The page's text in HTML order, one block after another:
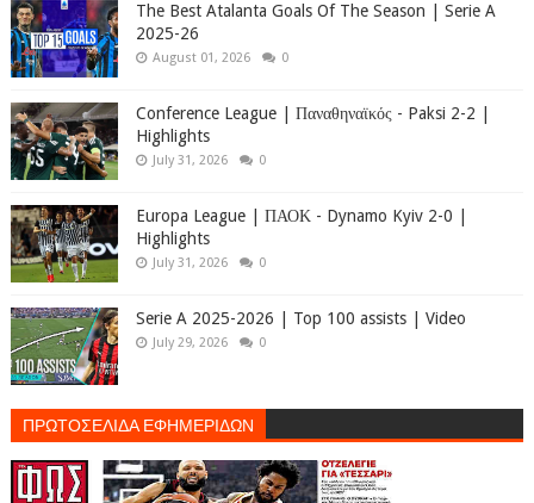
The Best Atalanta Goals Of The Season | Serie A
2025-26
August 01, 2026 0
Conference League | Παναθηναϊκός - Paksi 2-2 |
Highlights
July 31, 2026 0
Europa League | ΠΑΟΚ - Dynamo Kyiv 2-0 |
Highlights
July 31, 2026 0
Serie A 2025-2026 | Top 100 assists | Video
July 29, 2026 0
ΠΡΩΤΟΣΕΛΙΔΑ ΕΦΗΜΕΡΙΔΩΝ